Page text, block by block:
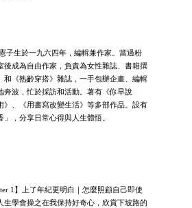
子生於一九六四年，編輯兼作家。當過粉
後成為自由作家，負責為女性雜誌、書籍撰
和《熟齡穿搭》雜誌，一手包辦企畫、編輯
奔波，忙於採訪和活動。著有《你早說
》、《用書寫改變生活》等多部作品。設有
，分享日常心得與人生體悟。
1】上了年紀更明白｜怎麼照顧自己即使
生學會操之在我保持好奇心，欣賞下坡路的